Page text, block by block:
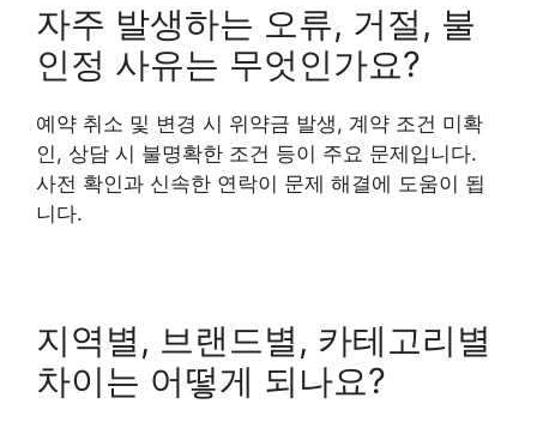
자주 발생하는 오류, 거절, 불
인정 사유는 무엇인가요?
예약 취소 및 변경 시 위약금 발생, 계약 조건 미확
인, 상담 시 불명확한 조건 등이 주요 문제입니다.
사전 확인과 신속한 연락이 문제 해결에 도움이 됩
니다.
지역별, 브랜드별, 카테고리별
차이는 어떻게 되나요?